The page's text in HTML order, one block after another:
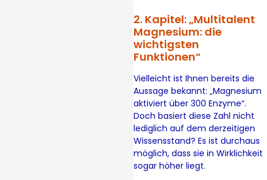
2. Kapitel: „Multitalent
Magnesium: die
wichtigsten
Funktionen“
Vielleicht ist Ihnen bereits die
Aussage bekannt: „Magnesium
aktiviert über 300 Enzyme“.
Doch basiert diese Zahl nicht
lediglich auf dem derzeitigen
Wissensstand? Es ist durchaus
möglich, dass sie in Wirklichkeit
sogar höher liegt.